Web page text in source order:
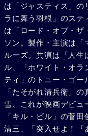
は「ジャスティス」の
ラに舞う羽根」のステ
は「ロード・オブ・ザ
ソン。製作・主演は「
ルーズ。共演は「人生
ル、「ホワイト・オラ
ティ」のトニー・ゴー
「たそがれ清兵衛」
雪、これが映画デビュ
「キル・ビル」の菅
清三、「突入せよ！『